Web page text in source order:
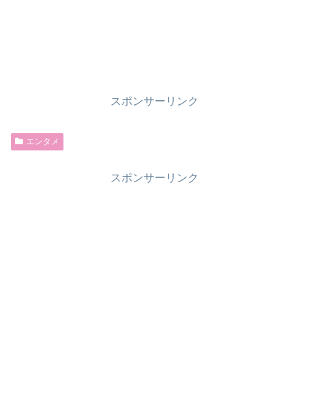
スポンサーリンク
エンタメ
スポンサーリンク